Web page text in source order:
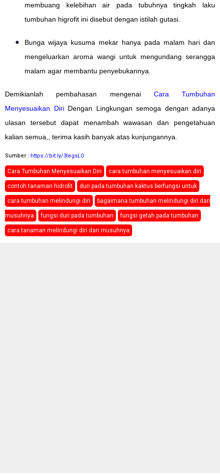
membuang kelebihan air pada tubuhnya tingkah laku
tumbuhan higrofit ini disebut dengan istilah gutasi.
Bunga wijaya kusuma mekar hanya pada malam hari dan
mengeluarkan aroma wangi untuk mengundang serangga
malam agar membantu penyebukannya.
Demikianlah pembahasan mengenai Cara Tumbuhan
Menyesuaikan DiriDengan Lingkungan semoga dengan adanya
ulasan tersebut dapat menambah wawasan dan pengetahuan
kalian semua,, terima kasih banyak atas kunjungannya.
Sumber : https://bit.ly/3legsLO
Cara Tumbuhan Menyesuaikan Diri cara tumbuhan menyesuaikan diri
contoh tanaman hidrofit duri pada tumbuhan kaktus berfungsi untuk
cara tumbuhan melindungi diri bagaimana tumbuhan melindungi diri dari
musuhnya fungsi duri pada tumbuhan fungsi getah pada tumbuhan
cara tanaman melindungi diri dari musuhnya